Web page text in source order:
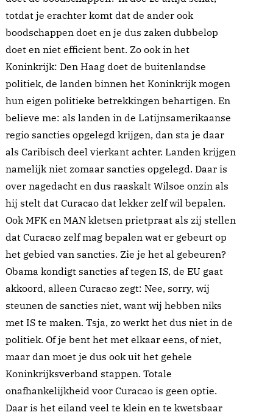
totdat je erachter komt dat de ander ook
boodschappen doet en je dus zaken dubbelop
doet en niet efficient bent. Zo ook in het
Koninkrijk: Den Haag doet de buitenlandse
politiek, de landen binnen het Koninkrijk mogen
hun eigen politieke betrekkingen behartigen. En
believe me: als landen in de Latijnsamerikaanse
regio sancties opgelegd krijgen, dan sta je daar
als Caribisch deel vierkant achter. Landen krijgen
namelijk niet zomaar sancties opgelegd. Daar is
over nagedacht en dus raaskalt Wilsoe onzin als
hij stelt dat Curacao dat lekker zelf wil bepalen.
Ook MFK en MAN kletsen prietpraat als zij stellen
dat Curacao zelf mag bepalen wat er gebeurt op
het gebied van sancties. Zie je het al gebeuren?
Obama kondigt sancties af tegen IS, de EU gaat
akkoord, alleen Curacao zegt: Nee, sorry, wij
steunen de sancties niet, want wij hebben niks
met IS te maken. Tsja, zo werkt het dus niet in de
politiek. Of je bent het met elkaar eens, of niet,
maar dan moet je dus ook uit het gehele
Koninkrijksverband stappen. Totale
onafhankelijkheid voor Curacao is geen optie.
Daar is het eiland veel te klein en te kwetsbaar